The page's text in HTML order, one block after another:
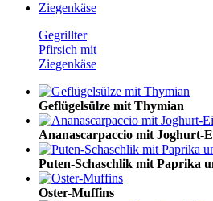
Gegrillter
Pfirsich mit
Ziegenkäse
Geflügelsülze mit Thymian
Ananascarpaccio mit Joghurt-
Puten-Schaschlik mit Paprika
Oster-Muffins